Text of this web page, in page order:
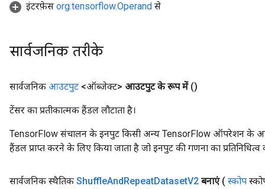
इंटरफ़ेस org.tensorflow.Operand से
सार्वजनिक तरीके
सार्वजनिक आउटपुट <ऑब्जेक्ट> आउटपुट के रूप में ()
टेंसर का प्रतीकात्मक हैंडल लौटाता है।
TensorFlow संचालन के इनपुट किसी अन्य TensorFlow ऑपरेशन के
हैंडल प्राप्त करने के लिए किया जाता है जो इनपुट की गणना का प्रतिनिधित्व
सार्वजनिक स्थैतिक ShuffleAndRepeatDatasetV2 बनाएं ( स्कोप